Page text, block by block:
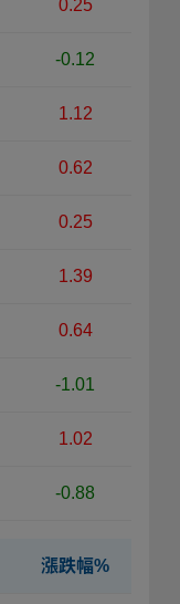
0.25
-0.12
1.12
0.62
0.25
1.39
0.64
-1.01
1.02
-0.88
漲跌幅%